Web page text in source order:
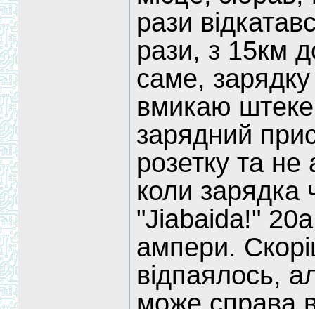
рази
рази, з 15км
саме,
вмикаю
зарядний
розетку та не
коли зарядка
"Jiabaida!"
ампери.
відпаялось,